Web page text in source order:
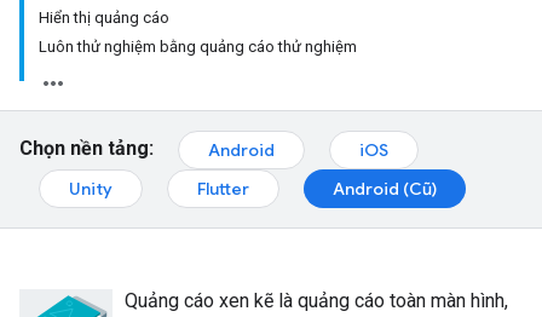
Hiển thị quảng cáo
Luôn thử nghiệm bằng quảng cáo thử nghiệm
Chọn nền tảng: Android
iOS
Unity
Flutter Android (Cũ)
Quảng cáo xen kẽ là quảng cáo toàn màn hình,